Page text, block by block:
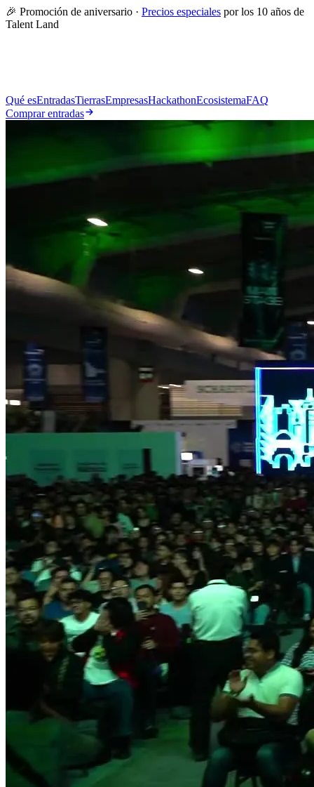
🎉 Promoción de aniversario · Precios especiales por los 10 años de
Talent Land
Qué esEntradasTierrasEmpresasHackathonEcosistemaFAQ
Comprar entradas